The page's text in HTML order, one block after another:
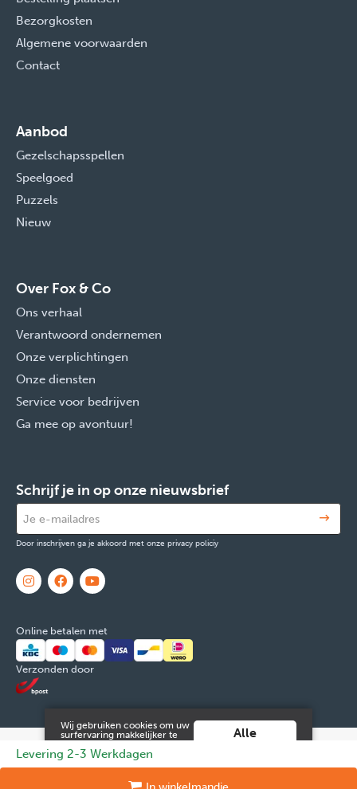
Levering 2-3 Werkdagen
Bezorgkosten
Algemene voorwaarden
Contact
Aanbod
Gezelschapsspellen
Speelgoed
Puzzels
Nieuw
Over Fox & Co
Ons verhaal
Verantwoord ondernemen
Onze verplichtingen
Onze diensten
Service voor bedrijven
Ga mee op avontuur!
Schrijf je in op onze nieuwsbrief
Door inschrijven ga je akkoord met onze privacy policiy
Online betalen met
Verzonden door
© 2026 FOX & Cie Ondernemingsnr: 0551.965.335
Tilroy.
Juridische informatie en contact
Cookies
Wij gebruiken cookies om uw
surfervaring makkelijker te
te maken van deze website ga
je hiermee akkoord.
Meer info vind je in onze
Alle
aanvaarden